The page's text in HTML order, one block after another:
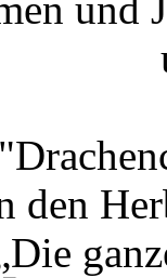
und
den